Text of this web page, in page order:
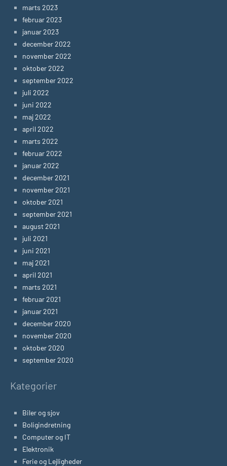
marts 2023
februar 2023
januar 2023
december 2022
november 2022
oktober 2022
september 2022
juli 2022
juni 2022
maj 2022
april 2022
marts 2022
februar 2022
januar 2022
december 2021
november 2021
oktober 2021
september 2021
august 2021
juli 2021
juni 2021
maj 2021
april 2021
marts 2021
februar 2021
januar 2021
december 2020
november 2020
oktober 2020
september 2020
Kategorier
Biler og sjov
Boligindretning
Computer og IT
Elektronik
Ferie og Lejligheder